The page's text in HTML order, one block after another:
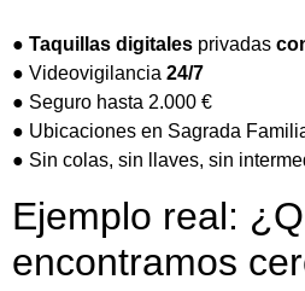
● Taquillas digitales privadas
● Videovigilancia 24/7
● Seguro hasta 2.000 €
● Ubicaciones en Sagrada
● Sin colas, sin llaves, sin
Ejemplo real:
encontramos